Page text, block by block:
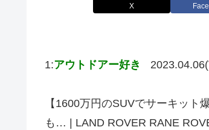
X
1:アウトドアー好き
【1600万円のSUVでサーキッ
も… | LAND ROVER RANE